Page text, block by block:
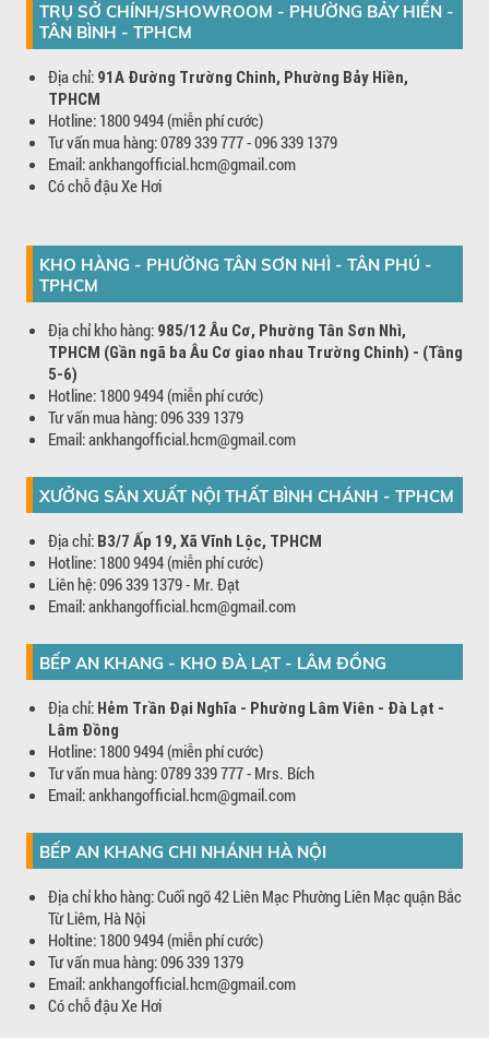
TRỤ SỞ CHÍNH/SHOWROOM - PHƯỜNG BẢY HIỀN -
TÂN BÌNH - TPHCM
Địa chỉ: 91A Đường Trường Chinh, Phường Bảy Hiền,
TPHCM
Hotline: 1800 9494 (miễn phí cước)
Tư vấn mua hàng: 0789 339 777 - 096 339 1379
Email: ankhangofficial.hcm@gmail.com
Có chỗ đậu Xe Hơi
KHO HÀNG - PHƯỜNG TÂN SƠN NHÌ - TÂN PHÚ -
TPHCM
Địa chỉ kho hàng: 985/12 Âu Cơ, Phường Tân Sơn Nhì,
TPHCM (Gần ngã ba Âu Cơ giao nhau Trường Chinh) - (Tầng
5-6)
Hotline: 1800 9494 (miễn phí cước)
Tư vấn mua hàng: 096 339 1379
Email: ankhangofficial.hcm@gmail.com
XƯỞNG SẢN XUẤT NỘI THẤT BÌNH CHÁNH - TPHCM
Địa chỉ: B3/7 Ấp 19, Xã Vĩnh Lộc, TPHCM
Hotline: 1800 9494 (miễn phí cước)
Liên hệ: 096 339 1379 - Mr. Đạt
Email: ankhangofficial.hcm@gmail.com
BẾP AN KHANG - KHO ĐÀ LẠT - LÂM ĐỒNG
Địa chỉ: Hẻm Trần Đại Nghĩa - Phường Lâm Viên - Đà Lạt -
Lâm Đồng
Hotline: 1800 9494 (miễn phí cước)
Tư vấn mua hàng: 0789 339 777 - Mrs. Bích
Email: ankhangofficial.hcm@gmail.com
BẾP AN KHANG CHI NHÁNH HÀ NỘI
Địa chỉ kho hàng: Cuối ngõ 42 Liên Mạc Phường Liên Mạc quận Bắc
Từ Liêm, Hà Nội
Holtine: 1800 9494 (miễn phí cước)
Tư vấn mua hàng: 096 339 1379
Email: ankhangofficial.hcm@gmail.com
Có chỗ đậu Xe Hơi